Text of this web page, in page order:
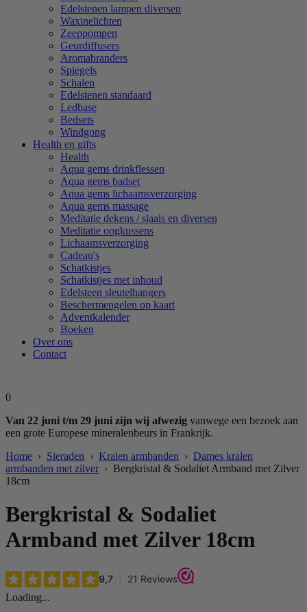
Edelstenen lampen diversen
Waxinelichten
Zeeppompen
Geurdiffusers
Aromabranders
Spiegels
Schalen
Edelstenen standaard
Ledbase
Bedsets
Windgong
Health en gifts
Health
Aqua gems drinkflessen
Aqua gems badset
Aqua gems lichaamsverzorging
Aqua gems massage
Meditatie dekens / sjaals en diversen
Meditatie oogkussens
Lichaamsverzorging
Cadeau's
Schatkistjes
Schatkistjes met inhoud
Edelsteen sleutelhangers
Beschermengelen op kaart
Adventkalender
Boeken
Over ons
Contact
0
Van 22 juni t/m 29 juni zijn wij afwezig vanwege een bezoek aan
een grote Europese mineralenbeurs in Frankrijk.
Home › Sieraden › Kralen armbanden › Dames kralen
armbanden met zilver › Bergkristal & Sodaliet Armband met Zilver
18cm
Bergkristal & Sodaliet
Armband met Zilver 18cm
Loading...